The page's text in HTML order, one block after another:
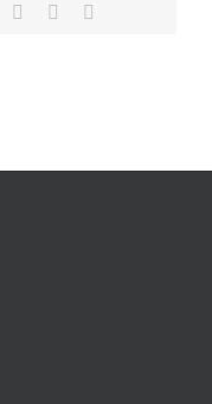
werdenPinterest